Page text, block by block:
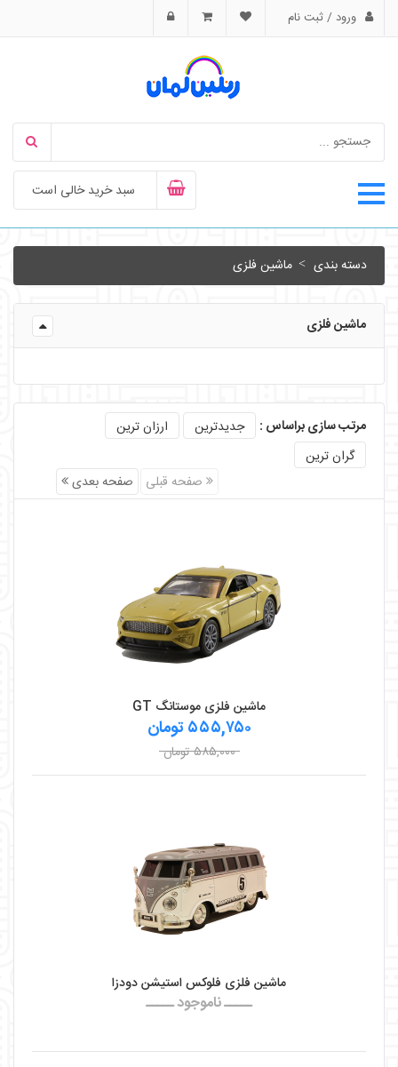
ورود / ثبت نام
سبد خرید خالی است
دسته بندی ماشین فلزی
ماشین فلزی
مرتب سازی براساس : جدیدترین
ارزان ترین
گران ترین
صفحه قبلی
صفحه بعدی
ماشین فلزی موستانگ GT
۵۵۵,۷۵۰ تومان
۵۸۵,۰۰۰ تومان
ماشین فلزی فلوکس استیشن دودزا
ـــــ ناموجود ـــــ